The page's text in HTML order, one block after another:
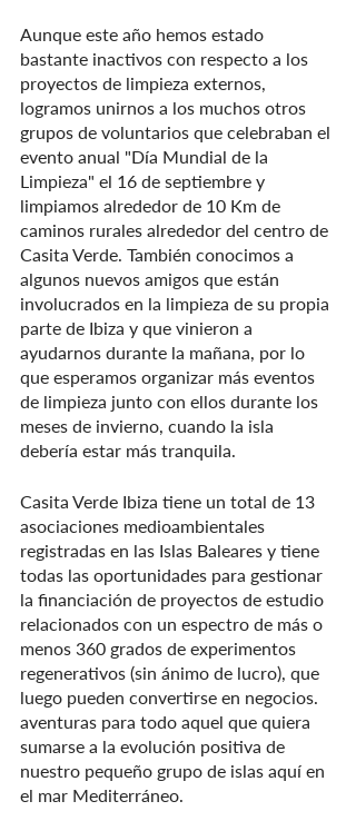
Aunque este año hemos estado
bastante inactivos con respecto a los
proyectos de limpieza externos,
logramos unirnos a los muchos otros
grupos de voluntarios que celebraban el
evento anual "Día Mundial de la
Limpieza" el 16 de septiembre y
limpiamos alrededor de 10 Km de
caminos rurales alrededor del centro de
Casita Verde. También conocimos a
algunos nuevos amigos que están
involucrados en la limpieza de su propia
parte de Ibiza y que vinieron a
ayudarnos durante la mañana, por lo
que esperamos organizar más eventos
de limpieza junto con ellos durante los
meses de invierno, cuando la isla
debería estar más tranquila.
Casita Verde Ibiza tiene un total de 13
asociaciones medioambientales
registradas en las Islas Baleares y tiene
todas las oportunidades para gestionar
la financiación de proyectos de estudio
relacionados con un espectro de más o
menos 360 grados de experimentos
regenerativos (sin ánimo de lucro), que
luego pueden convertirse en negocios.
aventuras para todo aquel que quiera
sumarse a la evolución positiva de
nuestro pequeño grupo de islas aquí en
el mar Mediterráneo.